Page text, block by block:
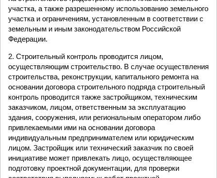
участка, а также разрешенному использованию земельного
участка и ограничениям, установленным в соответствии с
земельным и иным законодательством Российской
Федерации.
2. Строительный контроль проводится лицом,
осуществляющим строительство. В случае осуществления
строительства, реконструкции, капитального ремонта на
основании договора строительного подряда строительный
контроль проводится также застройщиком, техническим
заказчиком, лицом, ответственным за эксплуатацию
здания, сооружения, или региональным оператором либо
привлекаемыми ими на основании договора
индивидуальным предпринимателем или юридическим
лицом. Застройщик или технический заказчик по своей
инициативе может привлекать лицо, осуществляющее
подготовку проектной документации, для проверки